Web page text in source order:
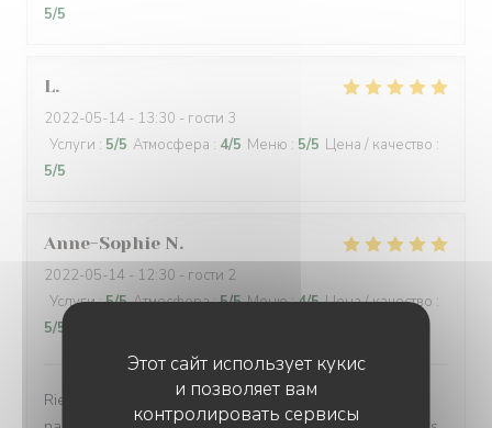
Этот сайт использует кукис
и позволяет вам
контролировать сервисы
5/5
L
2022-05-14 - 13:30 - гости 3
Услуги : 5/5 Атмосфера : 4/5 Меню : 5/5 Цена / качество :
5/5
Anne-Sophie N
2022-05-14 - 12:30 - гости 2
Услуги:5/5 Атмосфера:5/5 Меню:4/5 Цена / качество :
5/5
Rien à redire. Cadre petit bistro sympathique avec ses